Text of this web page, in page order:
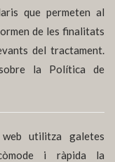
que permeten al
de les finalitats
del tractament.
la Política de
utilitza galetes
i ràpida la